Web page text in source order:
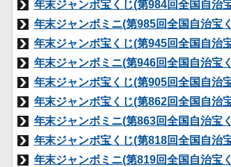
年末ジャンボ宝くじ(第984回全国自治
年末ジャンボミニ(第985回全国自治宝
年末ジャンボ宝くじ(第945回全国自治
年末ジャンボミニ(第946回全国自治宝
年末ジャンボ宝くじ(第905回全国自治
年末ジャンボ宝くじ(第862回全国自治
年末ジャンボミニ(第863回全国自治宝
年末ジャンボ宝くじ(第818回全国自治
年末ジャンボミニ(第819回全国自治宝